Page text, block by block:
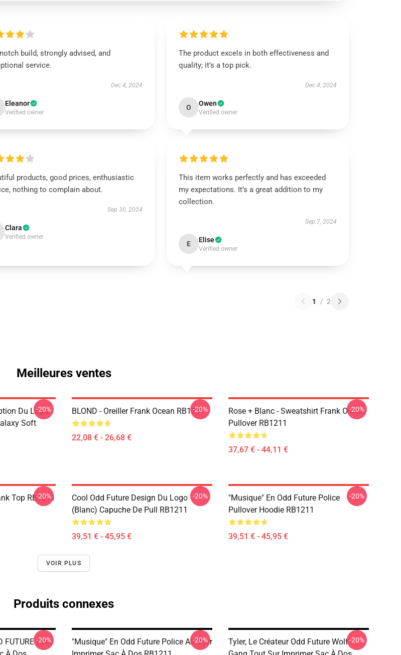
build, strongly advised, and
service.
Dec 4, 2024
Eleanor
Verified owner
The product excels in both effectiveness and
quality; it’s a top pick.
Dec 4, 2024
O Owen
Verified owner
products, good prices, enthusiastic
nothing to complain about.
Sep 30, 2024
Clara
Verified owner
This item works perfectly and has exceeded
my expectations. It’s a great addition to my
collection.
Sep 7, 2024
E Elise
Verified owner
1 / 2
Meilleures ventes
Du Logo
Soft
-20% BLOND - Oreiller Frank Ocean RB1211
22,08 € - 26,68 €
-20%
Rose + Blanc - Sweatshirt Frank Ocean
Pullover RB1211
37,67 € - 44,11 €
-20%
Top RB1211
-20%
Cool Odd Future Design Du Logo
(blanc) Capuche De Pull RB1211
39,51 € - 45,95 €
-20%
"Musique" En Odd Future Police
Pullover Hoodie RB1211
39,51 € - 45,95 €
-20%
VOIR PLUS
Produits connexes
FUTURE Avec
-20%
"Musique" En Odd Future Police All Over
-20%
Tyler, Le Créateur Odd Future Wolf-20%